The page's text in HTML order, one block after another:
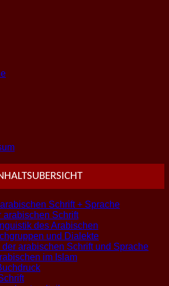
Schrift + Sprache
arabischen Schrift
des Arabischen
und Dialekte
der arabischen Schrift und Sprache
im Islam